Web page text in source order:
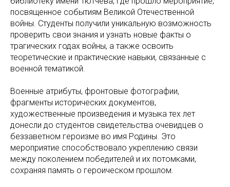
посвященное событиям Великой Отечественной
войны. Студенты получили уникальную возможность
проверить свои знания и узнать новые факты о
трагических годах войны, а также освоить
теоретические и практические навыки, связанные с
военной тематикой.
Военные атрибуты, фронтовые фотографии,
фрагменты исторических документов,
художественные произведения и музыка тех лет
донесли до студентов свидетельства очевидцев о
беззаветном героизме во имя Родины. Это
мероприятие способствовало укреплению связи
между поколением победителей и их потомками,
сохраняя память о героическом прошлом.